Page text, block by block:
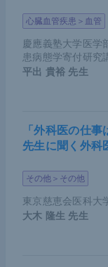
心臓血管疾患＞血管
慶應義塾大学医学
患病態学寄付研究
平出 貴裕 先生
「外科医の仕
先生に聞く外科
その他＞その他
東京慈恵会医科大
大木 隆生 先生